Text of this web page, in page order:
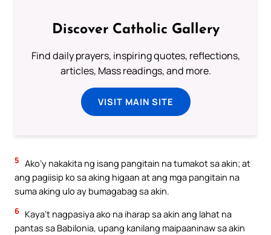
Discover Catholic Gallery
Find daily prayers, inspiring quotes, reflections,
articles, Mass readings, and more.
VISIT MAIN SITE
5 Ako’y nakakita ng isang pangitain na tumakot sa akin; at
ang pagiisip ko sa aking higaan at ang mga pangitain na
suma aking ulo ay bumagabag sa akin.
6 Kaya’t nagpasiya ako na iharap sa akin ang lahat na
pantas sa Babilonia, upang kanilang maipaaninaw sa akin